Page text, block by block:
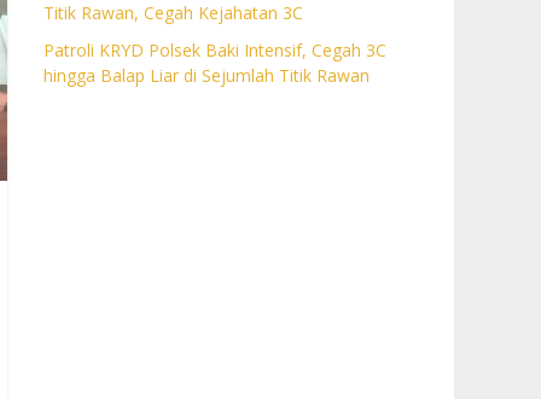
Titik Rawan, Cegah Kejahatan 3C
Patroli KRYD Polsek Baki Intensif, Cegah 3C
hingga Balap Liar di Sejumlah Titik Rawan